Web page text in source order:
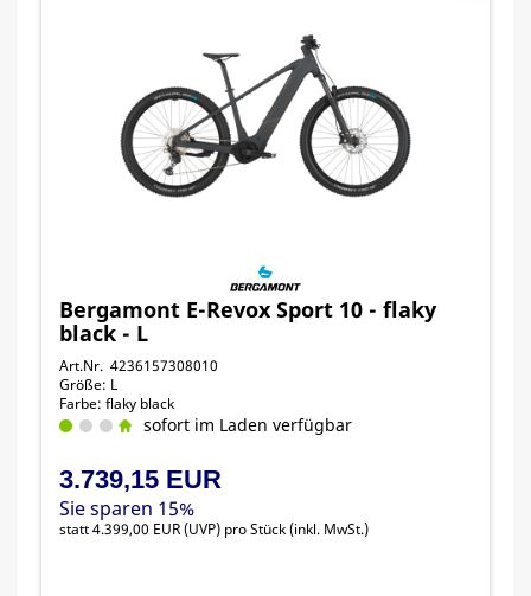
Bergamont E-Revox Sport 10 - flaky
black - L
Art.Nr. 4236157308010
Größe: L
Farbe: flaky black
sofort im Laden verfügbar
3.739,15 EUR
Sie sparen 15%
statt4.399,00 EUR(UVP) pro Stück (inkl. MwSt.)